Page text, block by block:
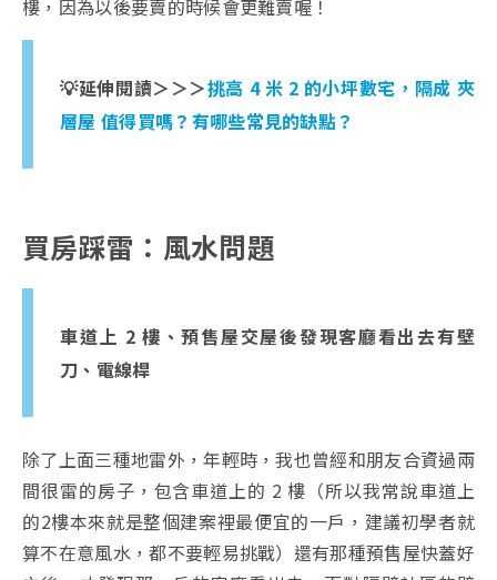
樓，因為以後要賣的時候會更難賣喔！
💡延伸閱讀＞＞＞挑高 4 米 2 的小坪數宅，隔成 夾
層屋 值得買嗎？有哪些常見的缺點？
買房踩雷：風水問題
車道上 2 樓、預售屋交屋後發現客廳看出去有壁
刀、電線桿
除了上面三種地雷外，年輕時，我也曾經和朋友合資過兩
間很雷的房子，包含車道上的 2 樓（所以我常說車道上
的2樓本來就是整個建案裡最便宜的一戶，建議初學者就
算不在意風水，都不要輕易挑戰）還有那種預售屋快蓋好